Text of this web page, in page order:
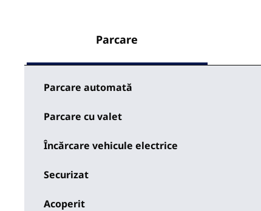
Parcare
Parcare automată
Parcare cu valet
Încărcare vehicule electrice
Securizat
Acoperit